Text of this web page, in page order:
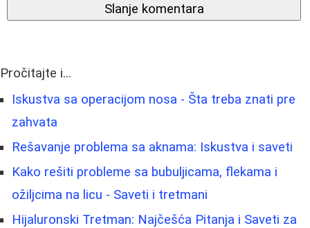
Slanje komentara
Pročitajte i...
Iskustva sa operacijom nosa - Šta treba znati pre
zahvata
Rešavanje problema sa aknama: Iskustva i saveti
Kako rešiti probleme sa bubuljicama, flekama i
ožiljcima na licu - Saveti i tretmani
Hijaluronski Tretman: Najčešća Pitanja i Saveti za